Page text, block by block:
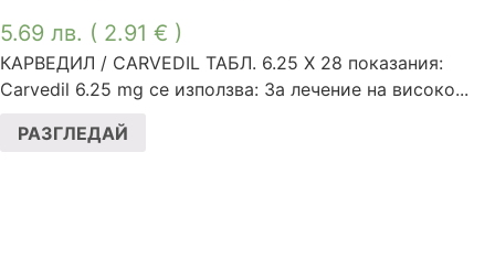
5.69 лв. ( 2.91 € )
КАРВЕДИЛ / CARVEDIL ТАБЛ. 6.25 Х 28 показания:
Carvedil 6.25 mg се използва: За лечение на високо...
РАЗГЛЕДАЙ